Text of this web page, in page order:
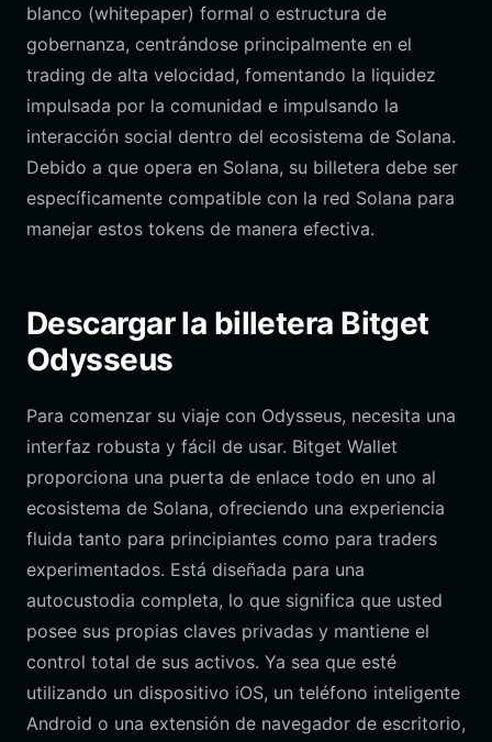
blanco (whitepaper) formal o estructura de
gobernanza, centrándose principalmente en el
trading de alta velocidad, fomentando la liquidez
impulsada por la comunidad e impulsando la
interacción social dentro del ecosistema de Solana.
Debido a que opera en Solana, su billetera debe ser
específicamente compatible con la red Solana para
manejar estos tokens de manera efectiva.
Descargar la billetera Bitget
Odysseus
Para comenzar su viaje con Odysseus, necesita una
interfaz robusta y fácil de usar. Bitget Wallet
proporciona una puerta de enlace todo en uno al
ecosistema de Solana, ofreciendo una experiencia
fluida tanto para principiantes como para traders
experimentados. Está diseñada para una
autocustodia completa, lo que significa que usted
posee sus propias claves privadas y mantiene el
control total de sus activos. Ya sea que esté
utilizando un dispositivo iOS, un teléfono inteligente
Android o una extensión de navegador de escritorio,